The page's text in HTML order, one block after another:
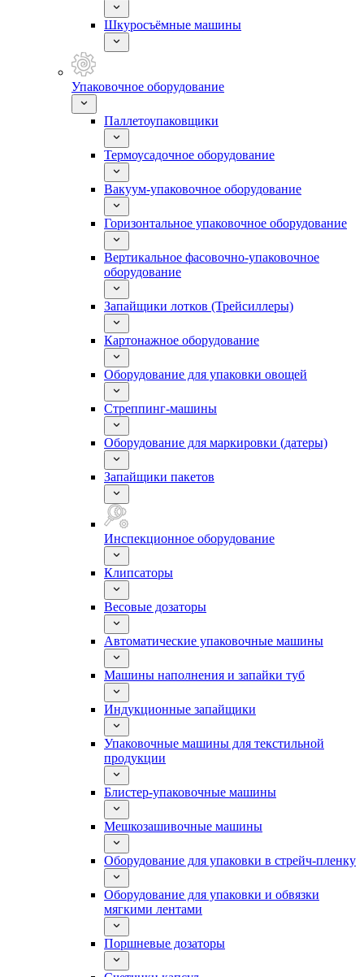
Шкуросъёмные машины
Упаковочное оборудование
Паллетоупаковщики
Термоусадочное оборудование
Вакуум-упаковочное оборудование
Горизонтальное упаковочное оборудование
Вертикальное фасовочно-упаковочное
оборудование
Запайщики лотков (Трейсиллеры)
Картонажное оборудование
Оборудование для упаковки овощей
Стреппинг-машины
Оборудование для маркировки (датеры)
Запайщики пакетов
Инспекционное оборудование
Клипсаторы
Весовые дозаторы
Автоматические упаковочные машины
Машины наполнения и запайки туб
Индукционные запайщики
Упаковочные машины для текстильной
продукции
Блистер-упаковочные машины
Мешкозашивочные машины
Оборудование для упаковки в стрейч-пленку
Оборудование для упаковки и обвязки
мягкими лентами
Поршневые дозаторы